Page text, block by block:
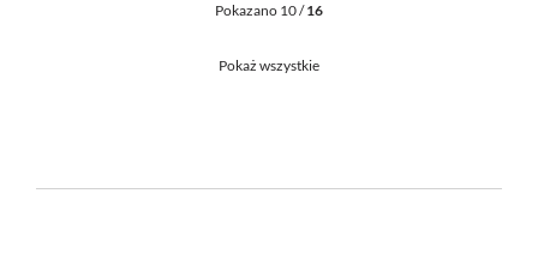
Pokazano 10 /16
Pokaż wszystkie